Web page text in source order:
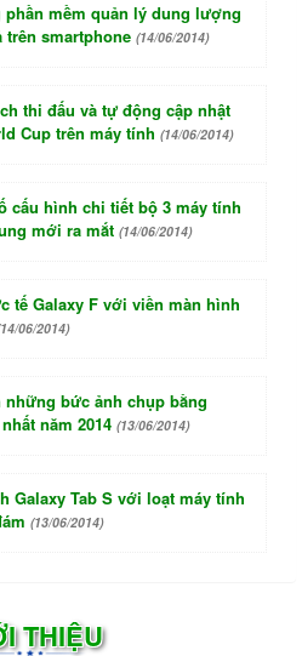
phần mềm quản lý dung lượng
trên smartphone (14/06/2014)
thi đấu và tự động cập nhật
Cup trên máy tính (14/06/2014)
cấu hình chi tiết bộ 3 máy tính
mới ra mắt (14/06/2014)
tế Galaxy F với viền màn hình
06/2014)
những bức ảnh chụp bằng
năm 2014 (13/06/2014)
Galaxy Tab S với loạt máy tính
(13/06/2014)
THIỆU